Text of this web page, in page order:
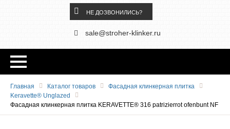
НЕ ДОЗВОНИЛИСЬ?
sale@stroher-klinker.ru
Главная Каталог товаров
Фасадная клинкерная плитка
Keravette® Unglazed
Фасадная клинкерная плитка KERAVETTE® 316 patrizierrot ofenbunt NF